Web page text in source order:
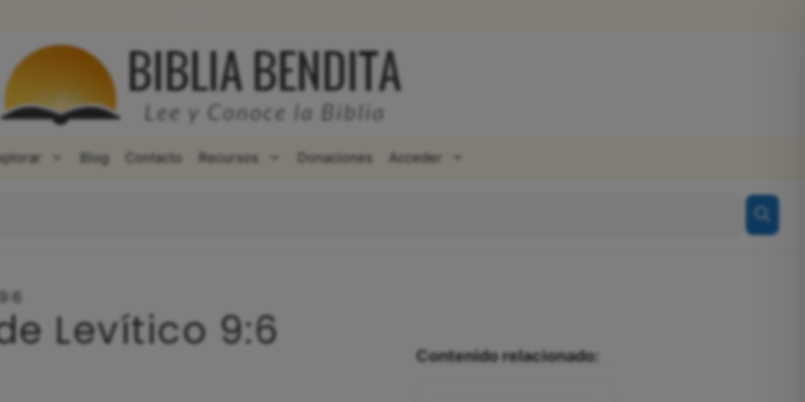
Blog Contacto Recursos Donaciones Acceder
Levítico 9:6 Contenido relacionado: